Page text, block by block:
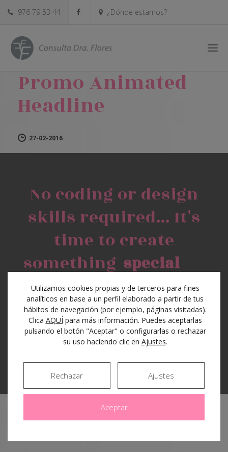
976 79 53 44 ¿Dónde estamos?
Promo Animated
Headline
27-02-2016
No coding or design
skills required... It's
time to create
something special
See the features
Utilizamos cookies propias y de terceros para fines
analíticos en base a un perfil elaborado a partir de tus
hábitos de navegación (por ejemplo, páginas visitadas).
Clica AQUÍpara más información. Puedes aceptarlas
pulsando el botón "Aceptar" o configurarlas o rechazar
su uso haciendo clic en Ajustes.
Aceptar
Rechazar Ajustes